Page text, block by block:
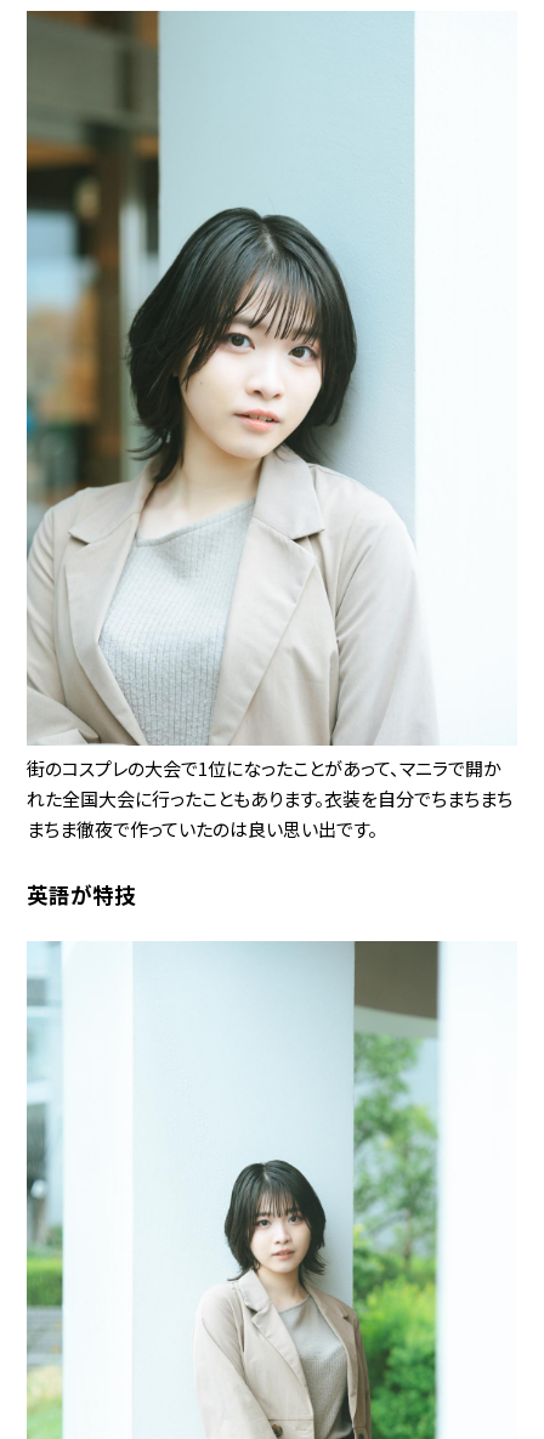
街のコスプレの大会で1位になったことがあって、マニラで開か
れた全国大会に行ったこともあります。衣装を自分でちまちまち
まちま徹夜で作っていたのは良い思い出です。
英語が特技